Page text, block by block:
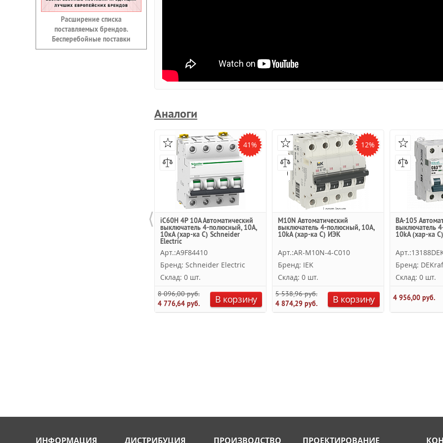
Расширение списка
поставляемых брендов.
Бесперебойные поставки
Аналоги
41%
iC60H 4P 10А Автоматический
выключатель 4-полюсный, 10А,
10кА (хар-ка C) Schneider
Electric
Арт.:A9F84410
Бренд: Schneider Electric
Склад: 0 шт.
8 096,00 руб.
4 776,64 руб.
В корзину
12%
M10N Автоматический
выключатель 4-полюсный, 10А,
10kA (хар-ка C) ИЭК
Арт.:AR-M10N-4-C010
Бренд: IEK
Склад: 0 шт.
5 538,96 руб.
4 874,29 руб.
В корзину
ВА-105
выключатель
10kА (хар-ка
Бренд:
Склад: 0 шт.
4 956,00 руб.
⟨
ИНФОРМАЦИЯ ДИСТРИБУЦИЯ ПРОИЗВОДСТВО ПРОЕКТИРОВАНИЕ